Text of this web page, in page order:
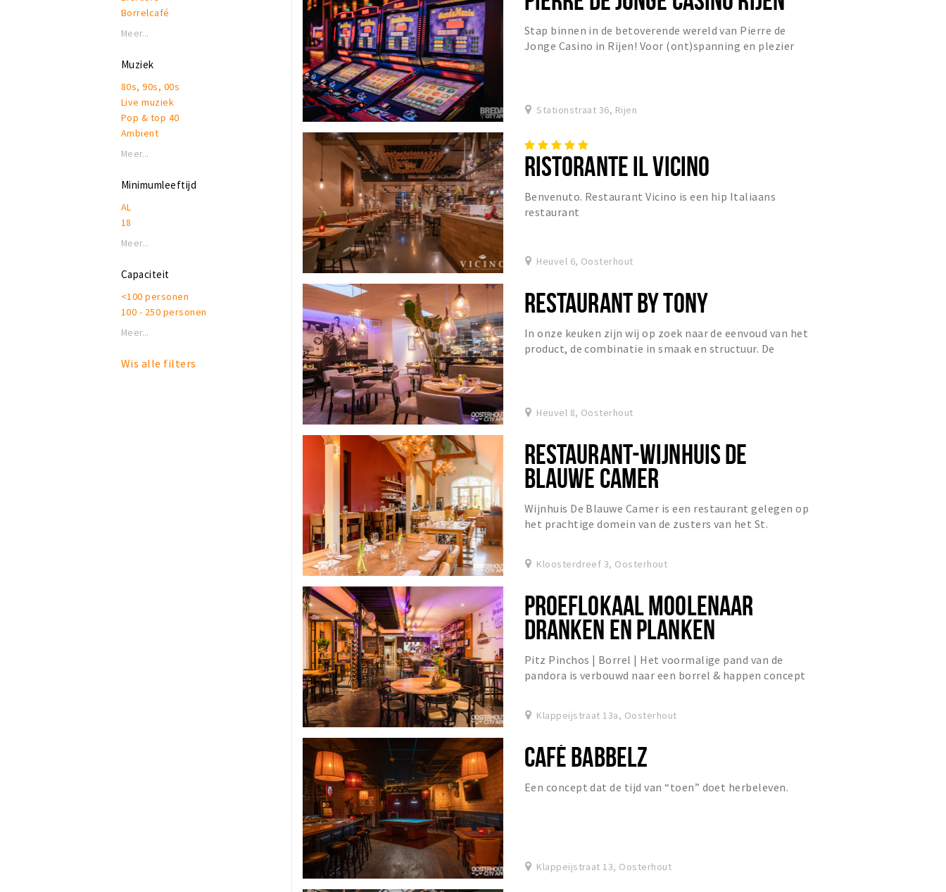
Borrelcafé
Bruincafé
Evenementenlocatie
Lounge
Podium
Meer...
Muziek
80s, 90s, 00s
Live muziek
Pop & top 40
Ambient
Meer...
Minimumleeftijd
AL
18
Meer...
Capaciteit
<100 personen
100 - 250 personen
Meer...
Wis alle filters
Stap binnen in de betoverende wereld van Pierre de
Jonge Casino in Rijen! Voor (ont)spanning en plezier
Stationstraat 36, Rijen
RISTORANTE IL VICINO
Benvenuto. Restaurant Vicino is een hip Italiaans
restaurant
Heuvel 6, Oosterhout
RESTAURANT BY TONY
In onze keuken zijn wij op zoek naar de eenvoud van het
product, de combinatie in smaak en structuur. De
Heuvel 8, Oosterhout
RESTAURANT-WIJNHUIS DE
BLAUWE CAMER
Wijnhuis De Blauwe Camer is een restaurant gelegen op
het prachtige domein van de zusters van het St.
Kloosterdreef 3, Oosterhout
PROEFLOKAAL MOOLENAAR
DRANKEN EN PLANKEN
Pitz Pinchos | Borrel | Het voormalige pand van de
pandora is verbouwd naar een borrel & happen concept
Klappeijstraat 13a, Oosterhout
CAFÉ BABBELZ
Een concept dat de tijd van “toen” doet herbeleven.
Klappeijstraat 13, Oosterhout